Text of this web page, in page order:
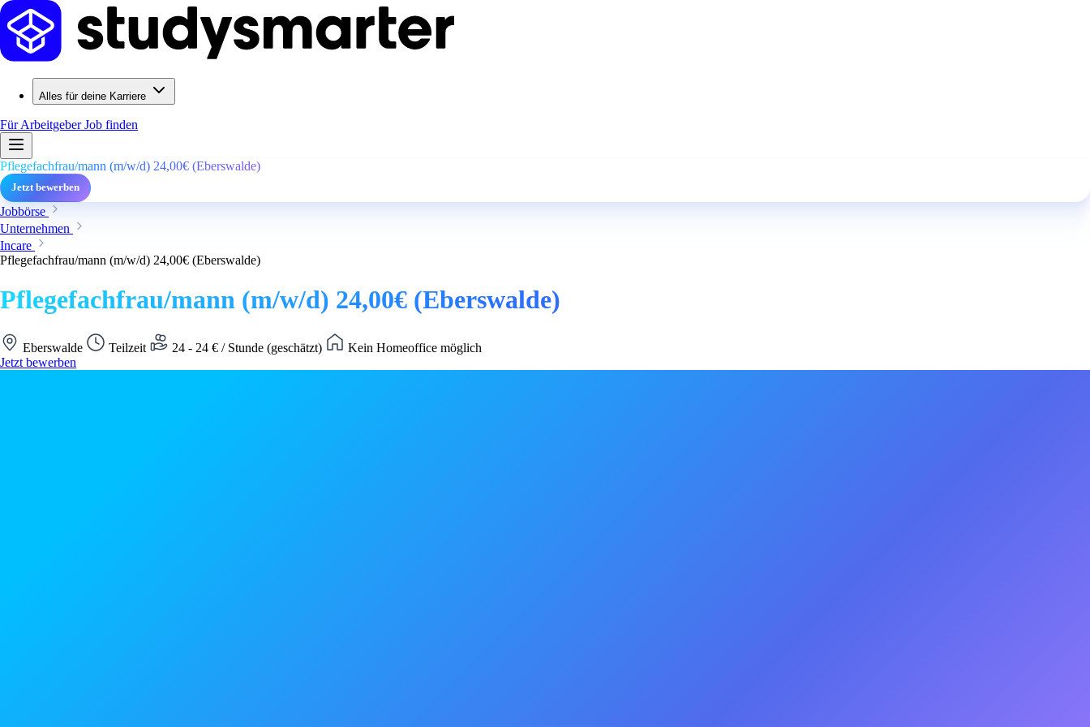
Alles für deine Karriere
Für ArbeitgeberJob finden
Pflegefachfrau/mann (m/w/d) 24,00€ (Eberswalde)
Jetzt bewerben
Jobbörse
Unternehmen
Incare
Pflegefachfrau/mann (m/w/d) 24,00€ (Eberswalde)
Pflegefachfrau/mann (m/w/d) 24,00€ (Eberswalde)
Eberswalde Teilzeit 24 - 24 € / Stunde (geschätzt)
Kein Homeoffice möglich
Jetzt bewerben